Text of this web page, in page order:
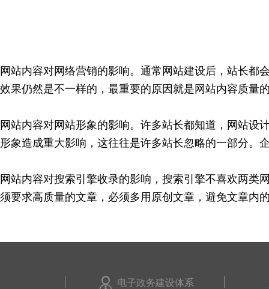
网站内容对网络营销的影响。通常网站建设后，站长都
效果仍然是不一样的，最重要的原因就是网站内容质量
网站内容对网站形象的影响。许多站长都知道，网站设
形象造成重大影响，这往往是许多站长忽略的一部分。
网站内容对搜索引擎收录的影响，搜索引擎不喜欢两类
须要求高质量的文章，必须多用原创文章，避免文章内
电子政务建设体系